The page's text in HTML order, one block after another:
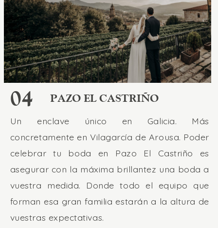
04 PAZO EL CASTRIÑO
Un enclave único en Galicia. Más
concretamente en Vilagarcía de Arousa. Poder
celebrar tu boda en Pazo El Castriño es
asegurar con la máxima brillantez una boda a
vuestra medida. Donde todo el equipo que
forman esa gran familia estarán a la altura de
vuestras expectativas.